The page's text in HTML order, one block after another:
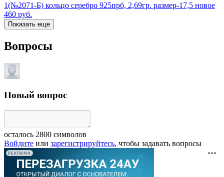
1(№2071-Б) кольцо серебро 925прб, 2,69гр. размер-17,5 новое
460 руб.
Показать еще
Вопросы
Новый вопрос
осталось 2800 символов
Войдите или зарегистрируйтесь, чтобы задавать вопросы
РЕКЛАМА